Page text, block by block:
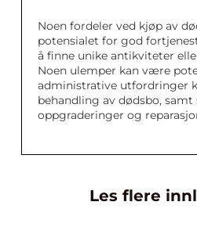
Noen fordeler ved kjøp av
potensialet for god
å finne unike antikviteter
Noen ulemper kan være
administrative utfordringer
behandling av dødsbo,
oppgraderinger og
Les flere